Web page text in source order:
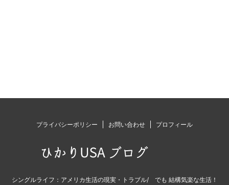
プライバシーポリシー お問い合わせ プロフィール
シングルライフ：アメリカ生活の現実・トラブル/ でも 結構気楽な生活！